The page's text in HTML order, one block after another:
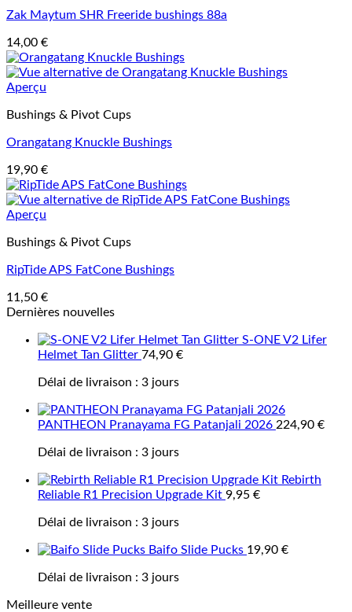
Zak Maytum SHR Freeride bushings 88a
14,00 €
Aperçu
Bushings & Pivot Cups
Orangatang Knuckle Bushings
19,90 €
Aperçu
Bushings & Pivot Cups
RipTide APS FatCone Bushings
11,50 €
Dernières nouvelles
S-ONE V2 Lifer
Helmet Tan Glitter 74,90 €
Délai de livraison : 3 jours
PANTHEON Pranayama FG Patanjali 2026 224,90 €
Délai de livraison : 3 jours
Rebirth
Reliable R1 Precision Upgrade Kit 9,95 €
Délai de livraison : 3 jours
Baifo Slide Pucks 19,90 €
Délai de livraison : 3 jours
Meilleure vente